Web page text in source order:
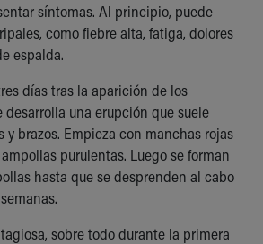
síntomas. Al principio, puede
como fiebre alta, fatiga, dolores
espalda.
días tras la aparición de los
desarrolla una erupción que suele
y brazos. Empieza con manchas rojas
purulentas. Luego se forman
hasta que se desprenden al cabo
sobre todo durante la primera